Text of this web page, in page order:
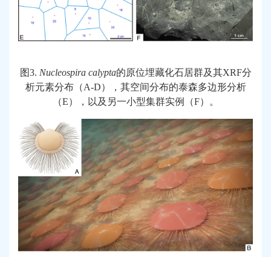
图3. Nucleospira calypta的原位埋藏化石居群及其XRF分
析元素分布（A-D），其空间分布的泰森多边形分析
（E），以及另一小型集群实例（F）。